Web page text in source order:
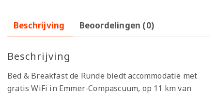
Beschrijving Beoordelingen (0)
Beschrijving
Bed & Breakfast de Runde biedt accommodatie met
gratis WiFi in Emmer-Compascuum, op 11 km van